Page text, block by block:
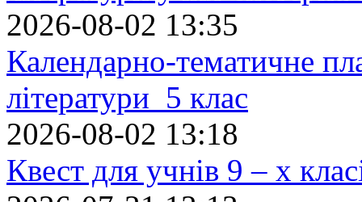
2026-08-02 13:35
Календарно-тематичне
літератури 5 клас
2026-08-02 13:18
Квест для учнів 9 – х